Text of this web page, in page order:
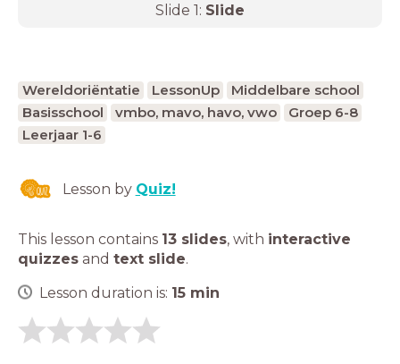
Slide 1: Slide
Wereldoriëntatie LessonUp
Middelbare school
Basisschool
vmbo, mavo, havo, vwo
Groep 6-8
Leerjaar 1-6
Lesson by Quiz!
This lesson contains 13 slides, with interactive
quizzes and text slide.
Lesson duration is: 15 min